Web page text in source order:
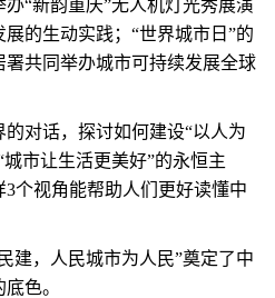
“新韵重庆”无人机灯光秀展演
的生动实践；“世界城市日”的
共同举办城市可持续发展全球
对话，探讨如何建设“以人为
市让生活更美好”的永恒主
个视角能帮助人们更好读懂中
，人民城市为人民”奠定了中
色。